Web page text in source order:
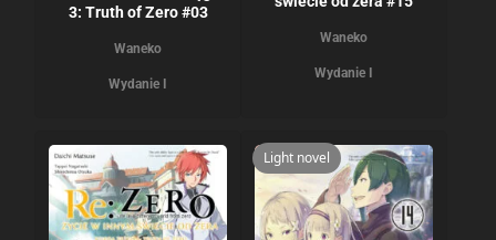
3: Truth of Zero #03
Waneko
Wydanie I
Waneko
Wydanie I
Light novel